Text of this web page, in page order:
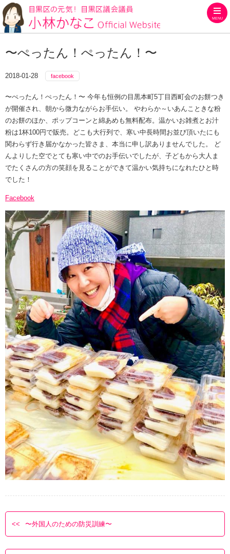
MENU
〜ぺったん！ぺったん！〜
2018-01-28 facebook
〜ぺったん！ぺったん！〜 今年も恒例の目黒本町5丁目西町会のお餅つき
が開催され、朝から微力ながらお手伝い。 やわらか～いあんこときな粉
のお餅のほか、ポップコーンと綿あめも無料配布。温かいお雑煮とお汁
粉は1杯100円で販売。どこも大行列で、寒い中長時間お並び頂いたにも
関わらず行き届かなかった皆さま、本当に申し訳ありませんでした。 ど
んよりした空でとても寒い中でのお手伝いでしたが、子どもから大人ま
でたくさんの方の笑顔を見ることができて温かい気持ちになれたひと時
でした！
Facebook
〜外国人のための防災訓練〜